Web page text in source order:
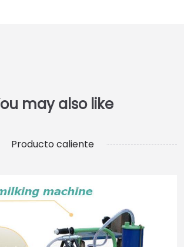
Producto caliente